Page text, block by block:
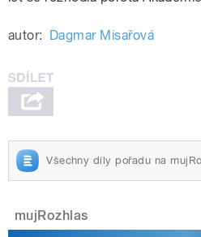
autor: Dagmar Misařová
Všechny díly pořadu na
mujRozhlas